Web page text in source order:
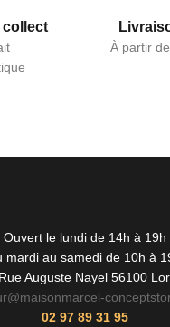
collect
À partir
Ouvert le lundi de 14h à 19h
mardi au samedi de 10h à
Auguste Nayel 56100
02 97 89 31 95